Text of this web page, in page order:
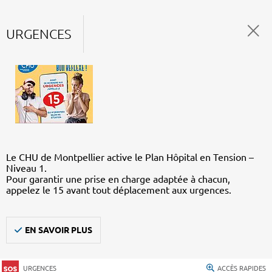
URGENCES
Le CHU de Montpellier active le Plan Hôpital en Tension –
Niveau 1.
Pour garantir une prise en charge adaptée à chacun,
appelez le 15 avant tout déplacement aux urgences.
EN SAVOIR PLUS
URGENCES ACCÈS RAPIDES